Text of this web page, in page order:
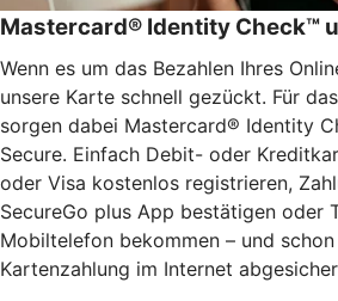
Mastercard® Identity Check™
Wenn es um das Bezahlen Ihres
unsere Karte schnell gezückt. Für
sorgen dabei Mastercard® Identity
Secure. Einfach Debit- oder
oder Visa kostenlos registrieren,
SecureGo plus App bestätigen oder
Mobiltelefon bekommen – und
Kartenzahlung im Internet